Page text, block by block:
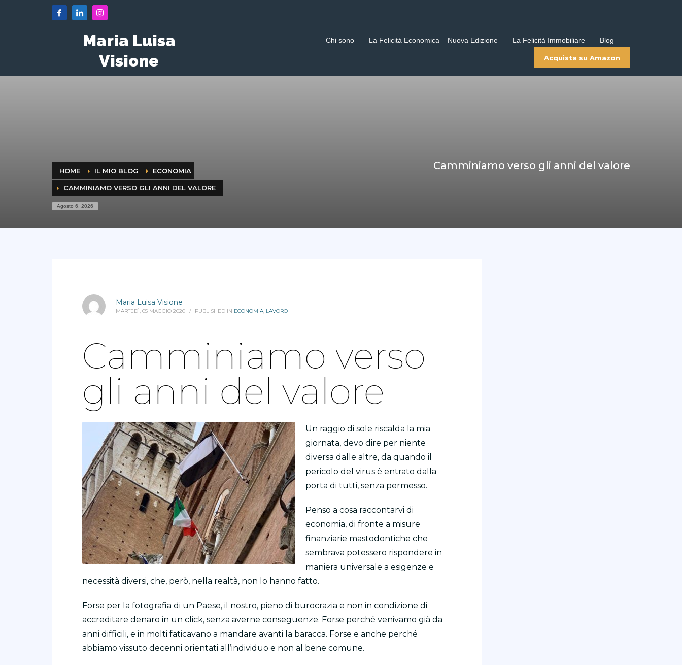
Maria Luisa
Visione
Chi sono La Felicità Economica – Nuova Edizione La Felicità Immobiliare Blog
Acquista su Amazon
HOME IL MIO BLOG ECONOMIA
CAMMINIAMO VERSO GLI ANNI DEL VALORE
Agosto 6, 2026
Camminiamo verso gli anni del valore
Maria Luisa Visione
MARTEDÌ, 05 MAGGIO 2020 / PUBLISHED IN ECONOMIA, LAVORO
Camminiamo verso
gli anni del valore
Un raggio di sole riscalda la mia
giornata, devo dire per niente
diversa dalle altre, da quando il
pericolo del virus è entrato dalla
porta di tutti, senza permesso.
Penso a cosa raccontarvi di
economia, di fronte a misure
finanziarie mastodontiche che
sembrava potessero rispondere in
maniera universale a esigenze e
necessità diversi, che, però, nella realtà, non lo hanno fatto.
Forse per la fotografia di un Paese, il nostro, pieno di burocrazia e non in condizione di
accreditare denaro in un click, senza averne conseguenze. Forse perché venivamo già da
anni difficili, e in molti faticavano a mandare avanti la baracca. Forse e anche perché
abbiamo vissuto decenni orientati all’individuo e non al bene comune.